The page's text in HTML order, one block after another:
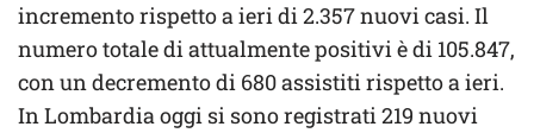
incremento rispetto a ieri di 2.357 nuovi casi. Il
numero totale di attualmente positivi è di 105.847,
con un decremento di 680 assistiti rispetto a ieri.
In Lombardia oggi si sono registrati 219 nuovi